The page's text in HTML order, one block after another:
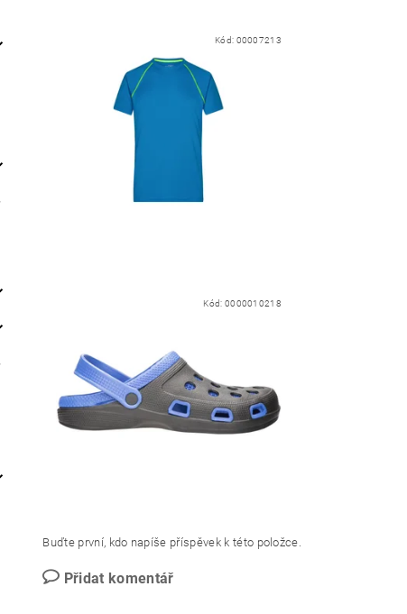
Kód: 00007213
Kód: 0000010218
Buďte první, kdo napíše příspěvek k této položce.
Přidat komentář